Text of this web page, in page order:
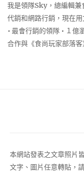
我是領隊Sky，總編輯兼
代銷和網路行銷，現在用
• 最會行銷的領隊 • １億
合作與《食尚玩家部落客
本網站發表之文章照片
文字、圖片任意轉貼，